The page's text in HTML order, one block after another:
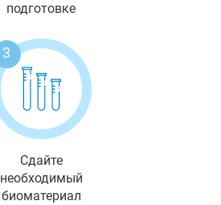
подготовке
3
Сдайте
необходимый
биоматериал